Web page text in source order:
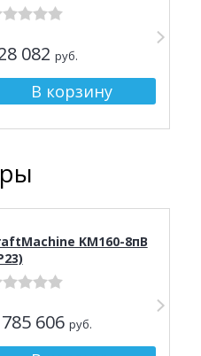
082 руб.
KM160-8пВ
606 руб.